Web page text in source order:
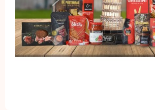
Kerst
Kinderen, Peuters en Baby's
Klokken, horloges en weerstations